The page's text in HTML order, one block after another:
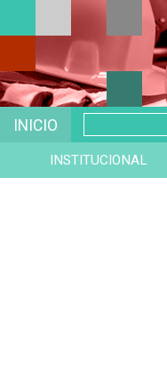
INICIO
INSTITUCIONAL